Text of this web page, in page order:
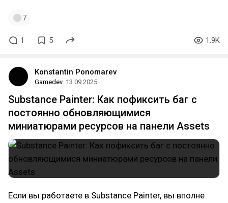
7
1 5 1.9K
Konstantin Ponomarev
Gamedev 13.09.2025
Substance Painter: Как пофиксить баг с
постоянно обновляющимися
миниатюрами ресурсов на панели Assets
Если вы работаете в Substance Painter, вы вполне